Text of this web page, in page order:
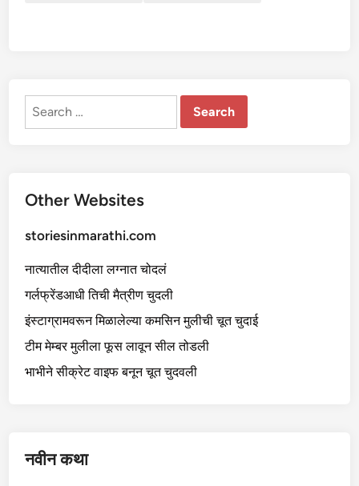
Search
Other Websites
storiesinmarathi.com
नात्यातील दीदीला लग्नात चोदलं
गर्लफ्रेंडआधी तिची मैत्रीण चुदली
इंस्टाग्रामवरून मिळालेल्या कमसिन मुलीची चूत चुदाई
टीम मेम्बर मुलीला फूस लावून सील तोडली
भाभीने सीक्रेट वाइफ बनून चूत चुदवली
नवीन कथा